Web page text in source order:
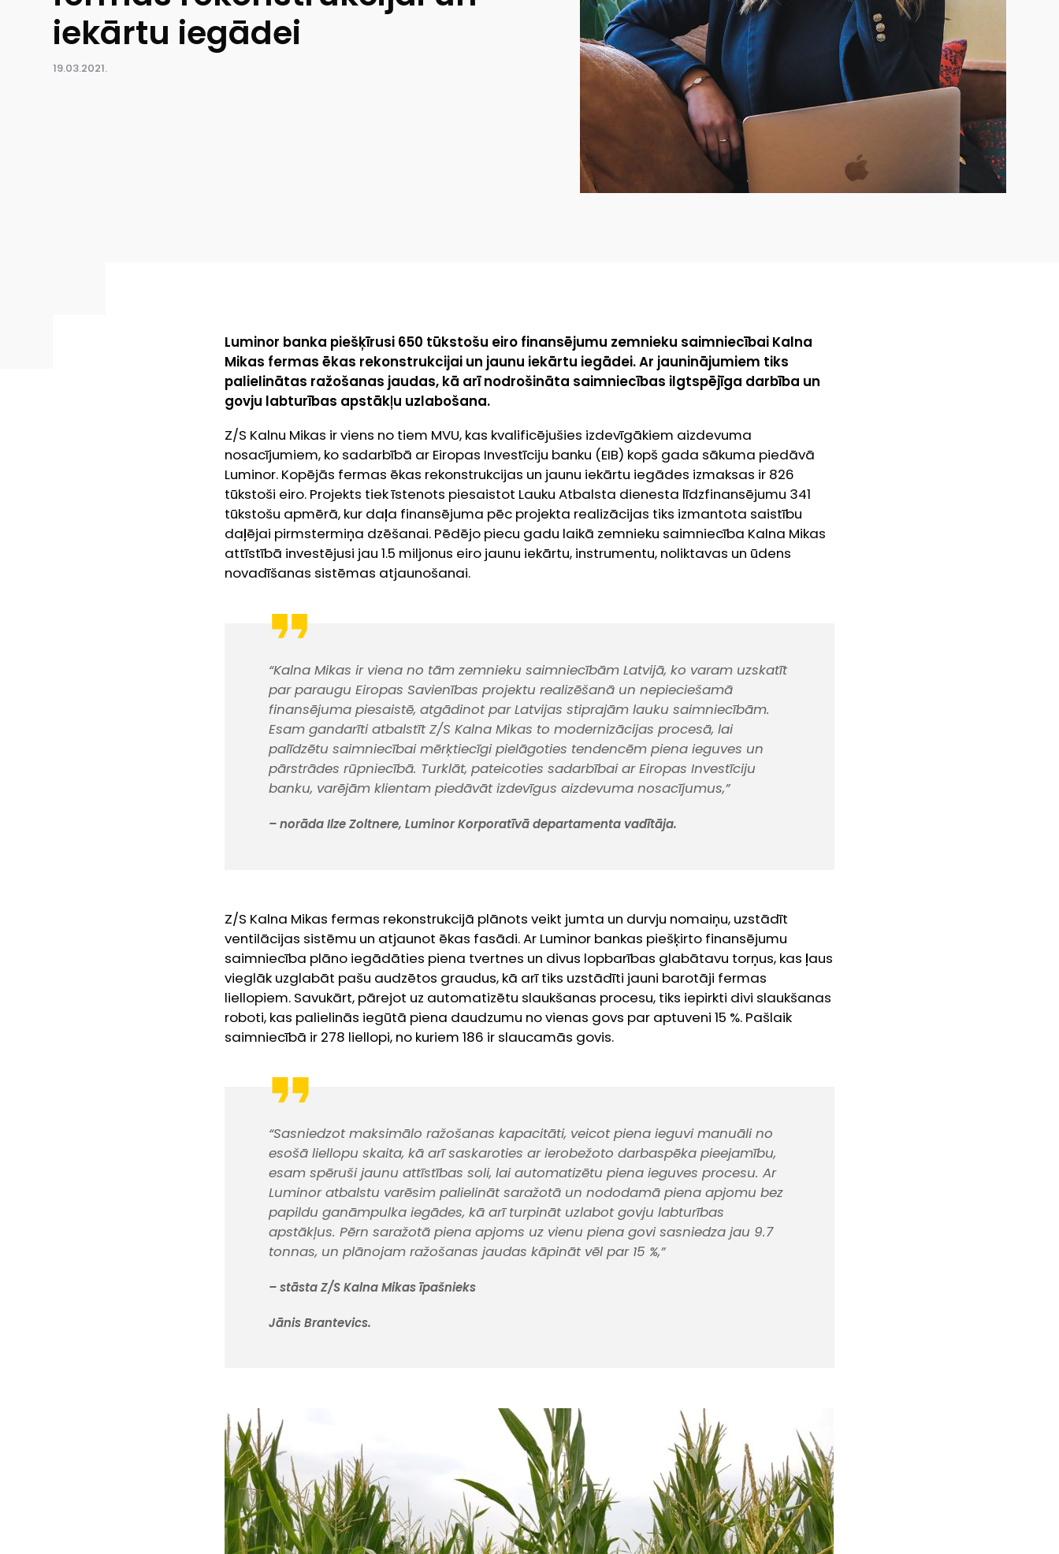
iekārtu iegādei
19.03.2021.
Luminor banka piešķīrusi 650 tūkstošu eiro finansējumu zemnieku saimniecībai Kalna
Mikas fermas ēkas rekonstrukcijai un jaunu iekārtu iegādei. Ar jauninājumiem tiks
palielinātas ražošanas jaudas, kā arī nodrošināta saimniecības ilgtspējīga darbība un
govju labturības apstākļu uzlabošana.
Z/S Kalnu Mikas ir viens no tiem MVU, kas kvalificējušies izdevīgākiem aizdevuma
nosacījumiem, ko sadarbībā ar Eiropas Investīciju banku (EIB) kopš gada sākuma piedāvā
Luminor. Kopējās fermas ēkas rekonstrukcijas un jaunu iekārtu iegādes izmaksas ir 826
tūkstoši eiro. Projekts tiek īstenots piesaistot Lauku Atbalsta dienesta līdzfinansējumu 341
tūkstošu apmērā, kur daļa finansējuma pēc projekta realizācijas tiks izmantota saistību
daļējai pirmstermiņa dzēšanai. Pēdējo piecu gadu laikā zemnieku saimniecība Kalna Mikas
attīstībā investējusi jau 1.5 miljonus eiro jaunu iekārtu, instrumentu, noliktavas un ūdens
novadīšanas sistēmas atjaunošanai.
“Kalna Mikas ir viena no tām zemnieku saimniecībām Latvijā, ko varam uzskatīt
par paraugu Eiropas Savienības projektu realizēšanā un nepieciešamā
finansējuma piesaistē, atgādinot par Latvijas stiprajām lauku saimniecībām.
Esam gandarīti atbalstīt Z/S Kalna Mikas to modernizācijas procesā, lai
palīdzētu saimniecībai mērķtiecīgi pielāgoties tendencēm piena ieguves un
pārstrādes rūpniecībā. Turklāt, pateicoties sadarbībai ar Eiropas Investīciju
banku, varējām klientam piedāvāt izdevīgus aizdevuma nosacījumus,”
– norāda Ilze Zoltnere, Luminor Korporatīvā departamenta vadītāja.
Z/S Kalna Mikas fermas rekonstrukcijā plānots veikt jumta un durvju nomaiņu, uzstādīt
ventilācijas sistēmu un atjaunot ēkas fasādi. Ar Luminor bankas piešķirto finansējumu
saimniecība plāno iegādāties piena tvertnes un divus lopbarības glabātavu torņus, kas ļaus
vieglāk uzglabāt pašu audzētos graudus, kā arī tiks uzstādīti jauni barotāji fermas
liellopiem. Savukārt, pārejot uz automatizētu slaukšanas procesu, tiks iepirkti divi slaukšanas
roboti, kas palielinās iegūtā piena daudzumu no vienas govs par aptuveni 15 %. Pašlaik
saimniecībā ir 278 liellopi, no kuriem 186 ir slaucamās govis.
“Sasniedzot maksimālo ražošanas kapacitāti, veicot piena ieguvi manuāli no
esošā liellopu skaita, kā arī saskaroties ar ierobežoto darbaspēka pieejamību,
esam spēruši jaunu attīstības soli, lai automatizētu piena ieguves procesu. Ar
Luminor atbalstu varēsim palielināt saražotā un nododamā piena apjomu bez
papildu ganāmpulka iegādes, kā arī turpināt uzlabot govju labturības
apstākļus. Pērn saražotā piena apjoms uz vienu piena govi sasniedza jau 9.7
tonnas, un plānojam ražošanas jaudas kāpināt vēl par 15 %,”
– stāsta Z/S Kalna Mikas īpašnieks
Jānis Brantevics.